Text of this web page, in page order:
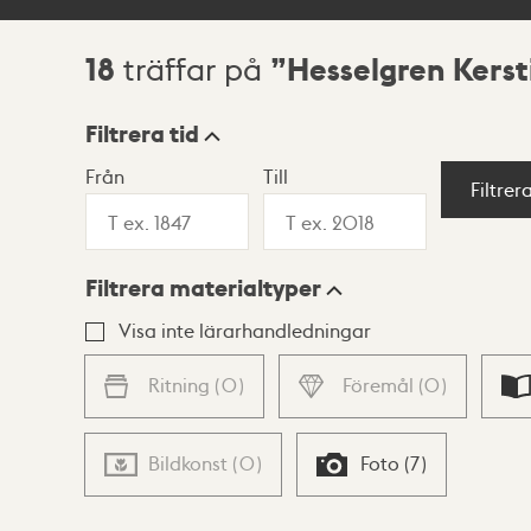
Sökresultat
18 träffar på Hesselgren
Visningsläge
Lista Karta
Filtrera tid
Från Till
Filtrera materialtyper
Visa inte lärarhandledningar
Ritning (0) Föremål (0)
Bildkonst (0) Foto (7)